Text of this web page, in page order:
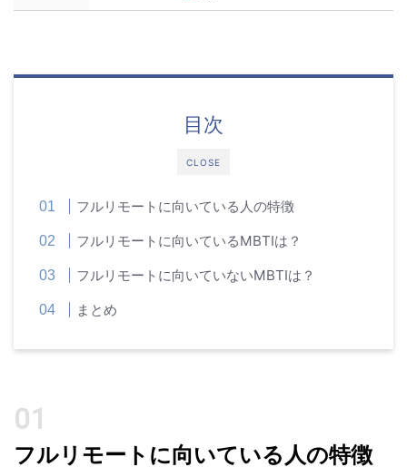
CLOSE
目次
フルリモートに向いている人の特徴
フルリモートに向いているMBTIは？
フルリモートに向いていないMBTIは？
まとめ
フルリモートに向いている人の特徴